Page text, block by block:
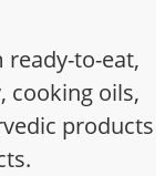
ready-to-eat,
cooking oils,
products